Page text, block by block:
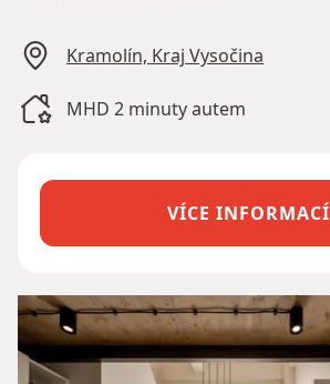
Kramolín, Kraj Vysočina
MHD 2 minuty autem
VÍCE INFORMACÍ